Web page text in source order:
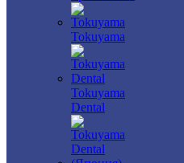
Tokuyama
Tokuyama
Dental